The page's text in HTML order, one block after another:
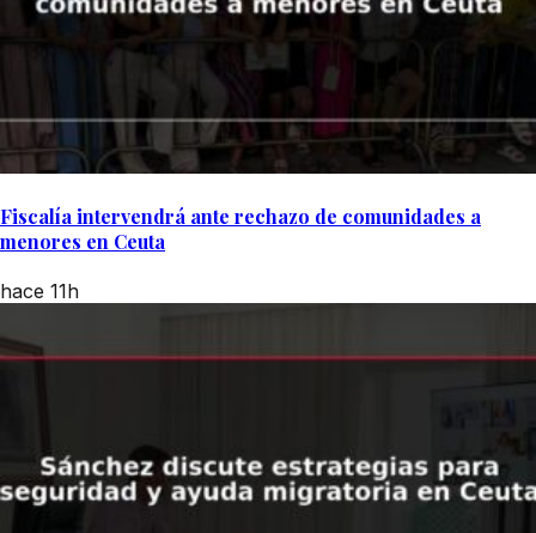
Fiscalía intervendrá ante rechazo de comunidades a
menores en Ceuta
hace 11h